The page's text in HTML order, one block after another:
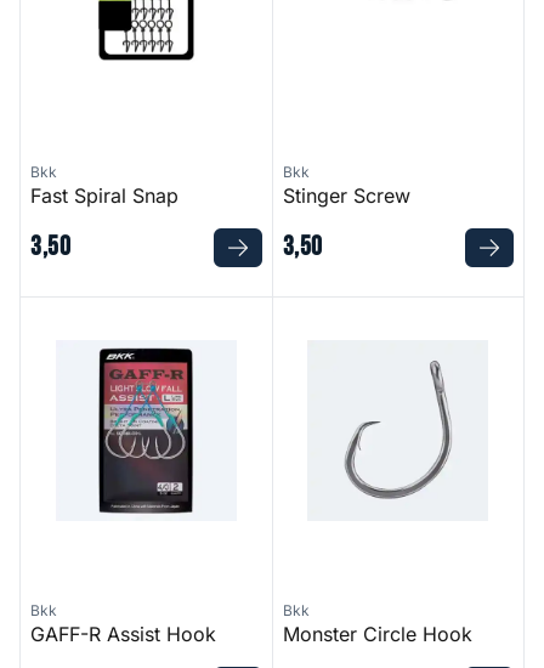
Bkk
Fast Spiral Snap
3,50
Bkk
Stinger Screw
3,50
Bkk
GAFF-R Assist Hook
Bkk
Monster Circle Hook